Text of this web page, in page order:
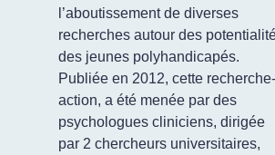
l’aboutissement de diverses
recherches autour des
des jeunes polyhandicapés.
Publiée en 2012, cette recherche-
action, a été menée par des
psychologues cliniciens, dirigée
par 2 chercheurs universitaires,